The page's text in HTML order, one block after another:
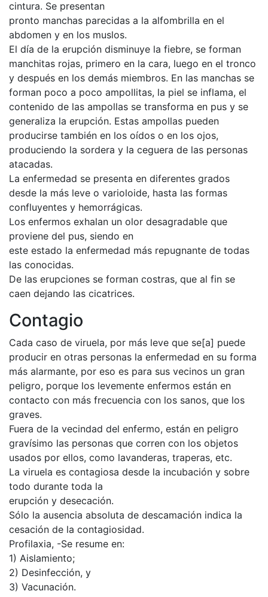
cintura. Se presentan
pronto manchas parecidas a la alfombrilla en el
abdomen y en los muslos.
El día de la erupción disminuye la fiebre, se forman
manchitas rojas, primero en la cara, luego en el tronco
y después en los demás miembros. En las manchas se
forman poco a poco ampollitas, la piel se inflama, el
contenido de las ampollas se transforma en pus y se
generaliza la erupción. Estas ampollas pueden
producirse también en los oídos o en los ojos,
produciendo la sordera y la ceguera de las personas
atacadas.
La enfermedad se presenta en diferentes grados
desde la más leve o varioloide, hasta las formas
confluyentes y hemorrágicas.
Los enfermos exhalan un olor desagradable que
proviene del pus, siendo en
este estado la enfermedad más repugnante de todas
las conocidas.
De las erupciones se forman costras, que al fin se
caen dejando las cicatrices.
Contagio
Cada caso de viruela, por más leve que se[a] puede
producir en otras personas la enfermedad en su forma
más alarmante, por eso es para sus vecinos un gran
peligro, porque los levemente enfermos están en
contacto con más frecuencia con los sanos, que los
graves.
Fuera de la vecindad del enfermo, están en peligro
gravísimo las personas que corren con los objetos
usados por ellos, como lavanderas, traperas, etc.
La viruela es contagiosa desde la incubación y sobre
todo durante toda la
erupción y desecación.
Sólo la ausencia absoluta de descamación indica la
cesación de la contagiosidad.
Profilaxia, -Se resume en:
1) Aislamiento;
2) Desinfección, y
3) Vacunación.